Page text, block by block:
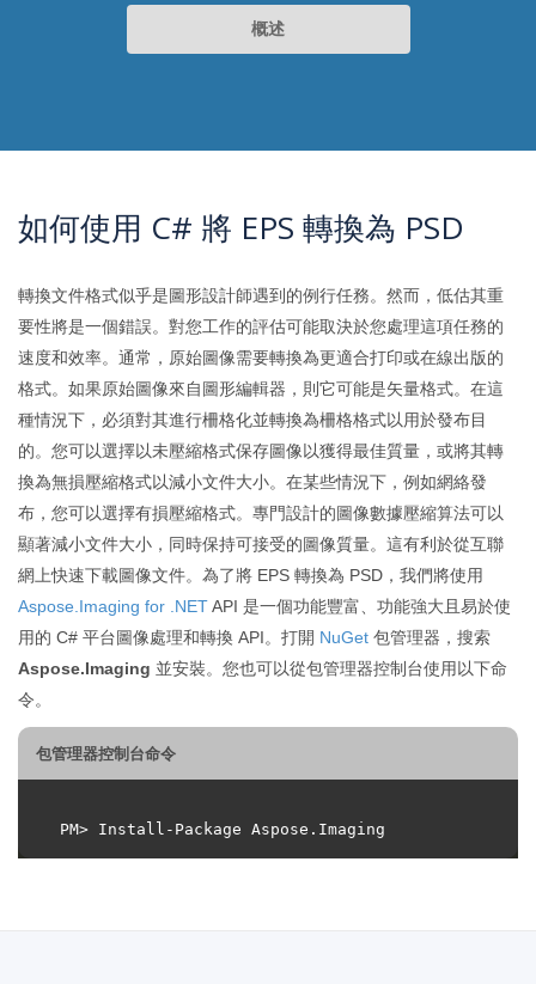
概述
如何使用 C# 將 EPS 轉換為 PSD
轉換文件格式似乎是圖形設計師遇到的例行任務。然而，低估其重
要性將是一個錯誤。對您工作的評估可能取決於您處理這項任務的
速度和效率。通常，原始圖像需要轉換為更適合打印或在線出版的
格式。如果原始圖像來自圖形編輯器，則它可能是矢量格式。在這
種情況下，必須對其進行柵格化並轉換為柵格格式以用於發布目
的。您可以選擇以未壓縮格式保存圖像以獲得最佳質量，或將其轉
換為無損壓縮格式以減小文件大小。在某些情況下，例如網絡發
布，您可以選擇有損壓縮格式。專門設計的圖像數據壓縮算法可以
顯著減小文件大小，同時保持可接受的圖像質量。這有利於從互聯
網上快速下載圖像文件。為了將 EPS 轉換為 PSD，我們將使用
Aspose.Imaging for .NETAPI 是一個功能豐富、功能強大且易於使
用的 C# 平台圖像處理和轉換 API。打開 NuGet 包管理器，搜索
Aspose.Imaging 並安裝。您也可以從包管理器控制台使用以下命
令。
包管理器控制台命令